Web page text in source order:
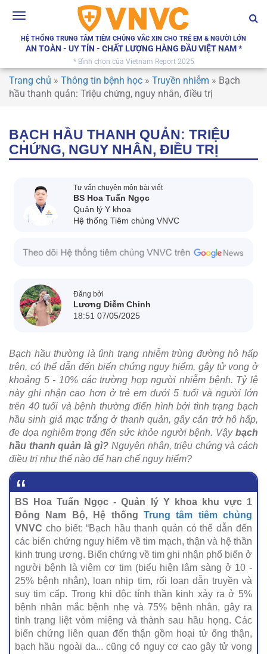
Toggle
HỆ THỐNG TRUNG TÂM TIÊM CHỦNG VẮC XIN CHO TRẺ EM & NGƯỜI LỚN
AN TOÀN - UY TÍN - CHẤT LƯỢNG HÀNG ĐẦU VIỆT NAM *
* Bình chọn của Vietnam Report 2025
Trang chủ » Thông tin bệnh học » Truyền nhiễm » Bạch
hầu thanh quản: Triệu chứng, nguy nhân, điều trị
BẠCH HẦU THANH QUẢN: TRIỆU
CHỨNG, NGUY NHÂN, ĐIỀU TRỊ
Tư vấn chuyên môn bài viết
BS Hoa Tuấn Ngọc
Quản lý Y khoa
Hệ thống Tiêm chủng VNVC
Đăng bởi
Lương Diễm Chinh
18:51 07/05/2025
Bạch hầu thường là tình trạng nhiễm trùng đường hô hấp
trên, có thể dẫn đến biến chứng nguy hiểm, gây tử vong ở
khoảng 5 - 10% các trường hợp người nhiễm bệnh. Tỷ lệ
này ghi nhận cao hơn ở trẻ em dưới 5 tuổi và người lớn
trên 40 tuổi và bệnh thường điển hình bởi tình trạng bạch
hầu sinh giả mạc trắng ở thanh quản, gây cản trở hô hấp,
đe dọa nghiêm trọng đến sức khỏe người bệnh. Vậy bạch
hầu thanh quản là gì? Nguyên nhân, triệu chứng và cách
điều trị như thế nào để hạn chế nguy hiểm?
BS Hoa Tuấn Ngọc - Quản lý Y khoa khu vực 1
Đông Nam Bộ, Hệ thống Trung tâm tiêm chủng
VNVC cho biết: “Bạch hầu thanh quản có thể dẫn đến
các biến chứng nguy hiểm về tim mạch, thận và hệ thần
kinh trung ương. Biến chứng về tim ghi nhận phổ biến ở
người bệnh là viêm cơ tim (biểu hiện lâm sàng ở 10 -
25% bệnh nhân), loạn nhịp tim, rối loạn dẫn truyền và
suy tim cấp. Trong khi độc tính thần kinh xảy ra ở 5%
bệnh nhân mắc bệnh nhẹ và 75% bệnh nhân, gây ra
tình trạng liệt vòm miệng và thành sau hầu họng. Các
biến chứng liên quan đến thận gồm hoại tử ống thận,
bạch hầu ngoài da... cũng có nguy cơ cao gây tử vong